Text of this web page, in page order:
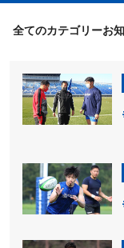
全てのカテゴリーお